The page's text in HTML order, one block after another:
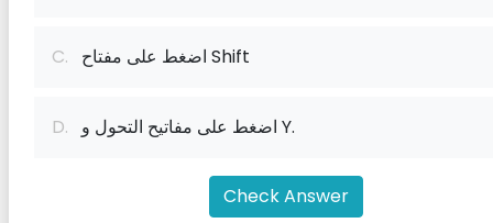
C. اضغط على مفتاح Shift
D. اضغط على مفاتيح التحول و Y.
Check Answer